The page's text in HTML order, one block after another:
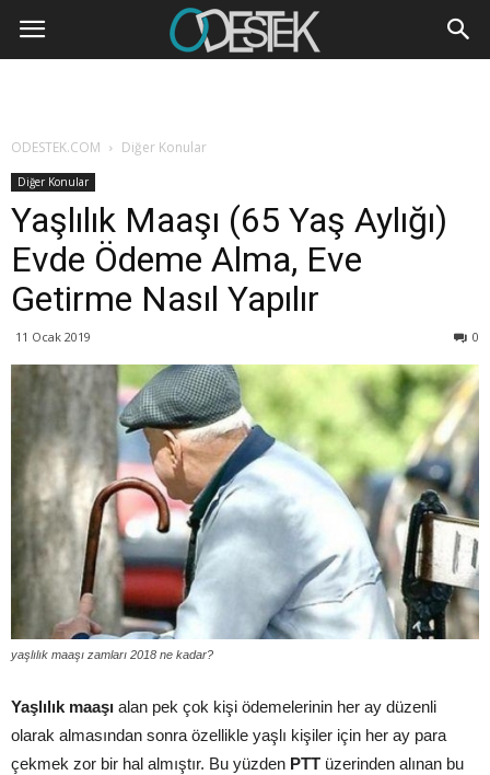
ODESTEK.COM Diğer Konular
Diğer Konular
Yaşlılık Maaşı (65 Yaş Aylığı)
Evde Ödeme Alma, Eve
Getirme Nasıl Yapılır
11 Ocak 2019 0
yaşlılık maaşı zamları 2018 ne kadar?
Yaşlılık maaşı alan pek çok kişi ödemelerinin her ay düzenli
olarak almasından sonra özellikle yaşlı kişiler için her ay para
çekmek zor bir hal almıştır. Bu yüzden PTT üzerinden alınan bu